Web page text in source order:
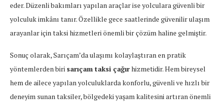
eder. Düzenli bakımları yapılan araçlar ise yolculara güvenli bir
yolculuk imkânı tanır. Özellikle gece saatlerinde güvenilir ulaşım
arayanlar için taksi hizmetleri önemli bir çözüm haline gelmiştir.
Sonuç olarak, Sarıçam’da ulaşımı kolaylaştıran en pratik
yöntemlerden biri sarıçam taksi çağırhizmetidir. Hem bireysel
hem de ailece yapılan yolculuklarda konforlu, güvenli ve hızlı bir
deneyim sunan taksiler, bölgedeki yaşam kalitesini artıran önemli